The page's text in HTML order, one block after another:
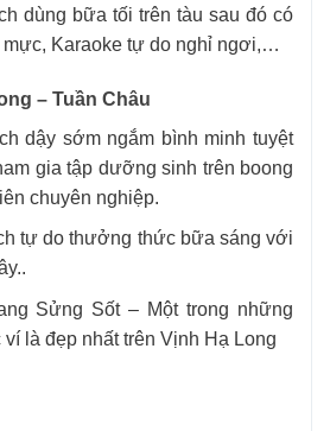
dùng bữa tối trên tàu sau đó có
mực, Karaoke tự do nghỉ ngơi,…
– Tuần Châu
dậy sớm ngắm bình minh tuyệt
gia tập dưỡng sinh trên boong
chuyên nghiệp.
tự do thưởng thức bữa sáng với
Sửng Sốt – Một trong những
là đẹp nhất trên Vịnh Hạ Long